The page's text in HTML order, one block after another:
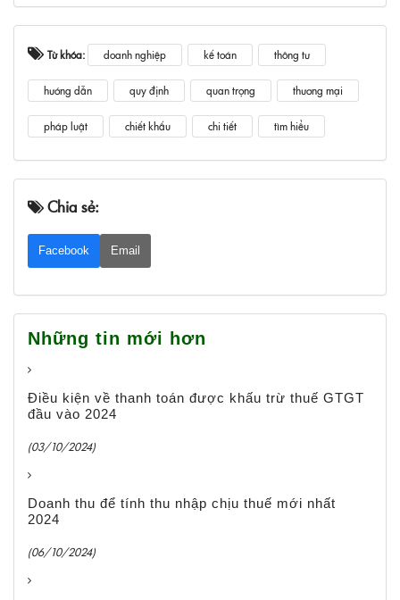
Từ khóa: doanh nghiệp kế toán thông tư
hướng dẫn quy định quan trọng thương mại
pháp luật chiết khấu chi tiết tìm hiểu
Chia sẻ:
Facebook Email
Những tin mới hơn
Điều kiện về thanh toán được khấu trừ thuế GTGT
đầu vào 2024
(03/10/2024)
Doanh thu để tính thu nhập chịu thuế mới nhất
2024
(06/10/2024)